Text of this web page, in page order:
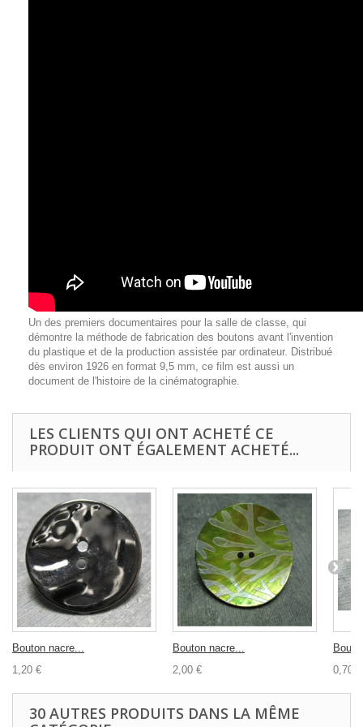
Un des premiers documentaires pour la salle de classe, qui
démontre la méthode de fabrication des boutons avant l'invention
du plastique et de la production assistée par ordinateur. Distribué
dès environ 1926 en format 9,5 mm, ce film est aussi un
document de l'histoire de la cinématographie.
LES CLIENTS QUI ONT ACHETÉ CE
PRODUIT ONT ÉGALEMENT ACHETÉ...
Bouton nacre...
1,20 €
Bouton nacre...
2,00 €
0,70 €
30 AUTRES PRODUITS DANS LA MÊME